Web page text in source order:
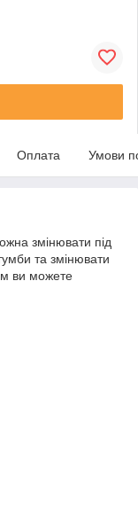
Оплата Умови
змінювати під
та змінювати
ви можете